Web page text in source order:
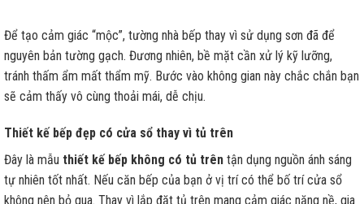
Để tạo cảm giác “mộc”, tường nhà bếp thay vì sử dụng sơn đã để
nguyên bản tường gạch. Đương nhiên, bề mặt cần xử lý kỹ lưỡng,
tránh thấm ẩm mất thẩm mỹ. Bước vào không gian này chắc chắn bạn
sẽ cảm thấy vô cùng thoải mái, dễ chịu.
Thiết kế bếp đẹp có cửa sổ thay vì tủ trên
Đây là mẫu thiết kế bếp không có tủ trên tận dụng nguồn ánh sáng
tự nhiên tốt nhất. Nếu căn bếp của bạn ở vị trí có thể bố trí cửa sổ
không nên bỏ qua. Thay vì lắp đặt tủ trên mang cảm giác nặng nề, gia